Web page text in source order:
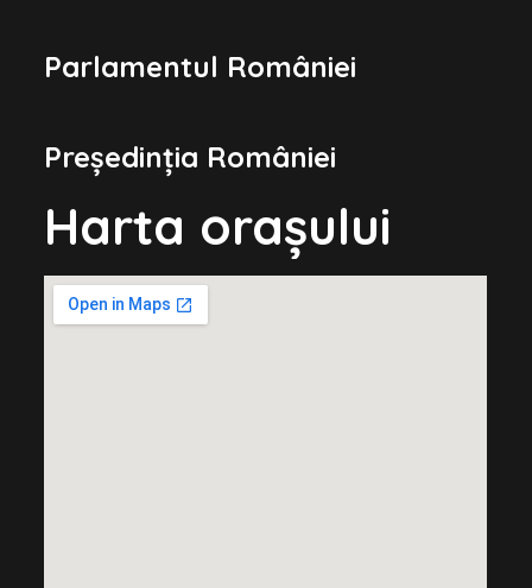
Parlamentul României
Președinția României
Harta orașului